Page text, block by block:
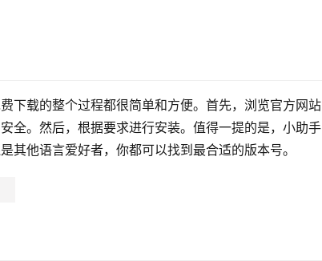
下载的整个过程都很简单和方便。首先，浏览官方网站
全。然后，根据要求进行安装。值得一提的是，小助手
他语言爱好者，你都可以找到最合适的版本号。